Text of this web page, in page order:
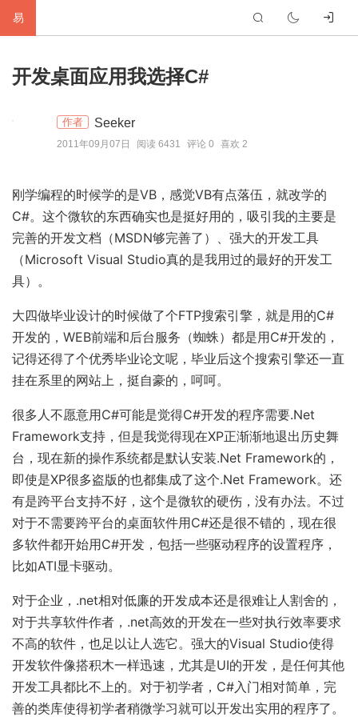
易
生
建
编
友
开发桌面应用我选择C#
作者 Seeker
2011年09月07日 阅读 6431 评论 0 喜欢 2
刚学编程的时候学的是VB，感觉VB有点落伍，就改学的
C#。这个微软的东西确实也是挺好用的，吸引我的主要是
完善的开发文档（MSDN够完善了）、强大的开发工具
（Microsoft Visual Studio真的是我用过的最好的开发工
具）。
大四做毕业设计的时候做了个FTP搜索引擎，就是用的C#
开发的，WEB前端和后台服务（蜘蛛）都是用C#开发的，
记得还得了个优秀毕业论文呢，毕业后这个搜索引擎还一直
挂在系里的网站上，挺自豪的，呵呵。
很多人不愿意用C#可能是觉得C#开发的程序需要.Net
Framework支持，但是我觉得现在XP正渐渐地退出历史舞
台，现在新的操作系统都是默认安装.Net Framework的，
即使是XP很多盗版的也都集成了这个.Net Framework。还
有是跨平台支持不好，这个是微软的硬伤，没有办法。不过
对于不需要跨平台的桌面软件用C#还是很不错的，现在很
多软件都开始用C#开发，包括一些驱动程序的设置程序，
比如ATI显卡驱动。
对于企业，.net相对低廉的开发成本还是很难让人割舍的，
对于共享软件作者，.net高效的开发在一些对执行效率要求
不高的软件，也足以让人选它。强大的Visual Studio使得
开发软件像搭积木一样迅速，尤其是UI的开发，是任何其他
开发工具都比不上的。对于初学者，C#入门相对简单，完
善的类库使得初学者稍微学习就可以开发出实用的程序了。